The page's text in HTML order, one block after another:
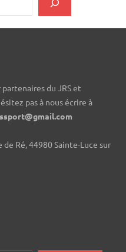
du JRS et
pas à nous écrire à
de Ré, 44980 Sainte-Luce sur